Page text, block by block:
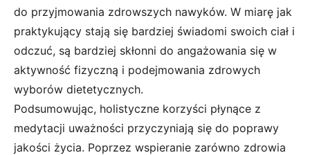
do przyjmowania zdrowszych nawyków. W miarę jak
praktykujący stają się bardziej świadomi swoich ciał i
odczuć, są bardziej skłonni do angażowania się w
aktywność fizyczną i podejmowania zdrowych
wyborów dietetycznych.
Podsumowując, holistyczne korzyści płynące z
medytacji uważności przyczyniają się do poprawy
jakości życia. Poprzez wspieranie zarówno zdrowia